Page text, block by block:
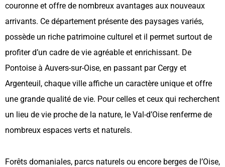
couronne et offre de nombreux avantages aux nouveaux
arrivants. Ce département présente des paysages variés,
possède un riche patrimoine culturel et il permet surtout de
profiter d’un cadre de vie agréable et enrichissant. De
Pontoise à Auvers-sur-Oise, en passant par Cergy et
Argenteuil, chaque ville affiche un caractère unique et offre
une grande qualité de vie. Pour celles et ceux qui recherchent
un lieu de vie proche de la nature, le Val-d’Oise renferme de
nombreux espaces verts et naturels.
Forêts domaniales, parcs naturels ou encore berges de l’Oise,